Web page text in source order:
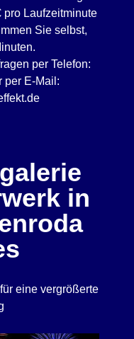
pro Laufzeitminute
Sie selbst,
per Telefon:
per E-Mail:
in
eine vergrößerte